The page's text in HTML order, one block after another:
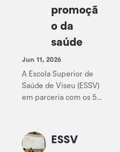
promoçã
o da
saúde
Jun 11, 2026
A Escola Superior de
Saúde de Viseu (ESSV)
em parceria com os 5
Dia Internacional do
Brincar, organizado
ESSV